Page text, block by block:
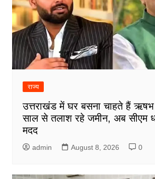
राज्य
उत्तराखंड में घर बसना चाहते हैं
साल से तलाश रहे जमीन, अब सीएम
मदद
admin August 8, 2026 0